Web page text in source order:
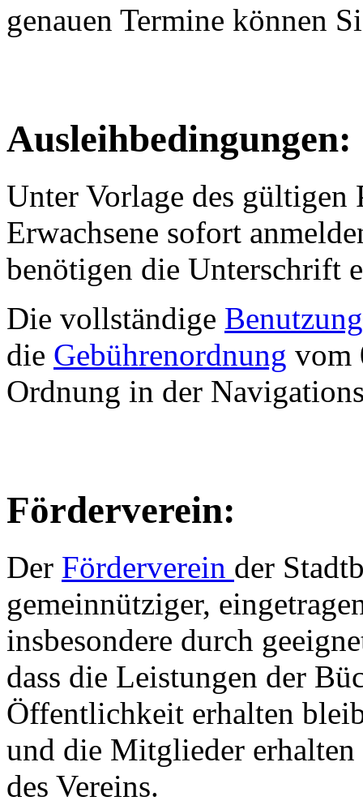
genauen Termine können
Ausleihbedingungen:
Unter Vorlage des gültigen
Erwachsene sofort
benötigen die Unterschrift
Die vollständige
die Gebührenordnung vom
Ordnung in der
Förderverein:
Der Förderverein der
gemeinnütziger,
insbesondere durch
dass die Leistungen der
Öffentlichkeit erhalten
und die Mitglieder
des Vereins.